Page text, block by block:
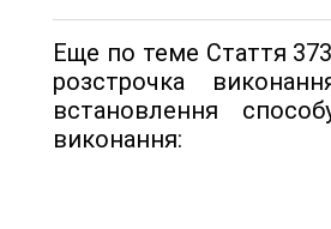
Еще по теме Стаття
розстрочка
встановлення
виконання: